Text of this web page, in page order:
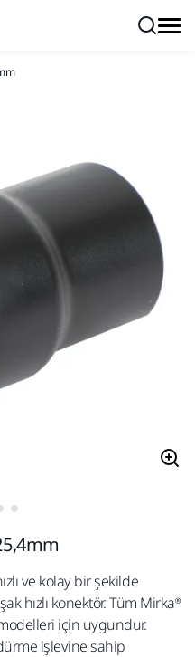
ve kolay bir şekilde
hızlı konektör. Tüm Mirka®
modelleri için uygundur.
işlevine sahip